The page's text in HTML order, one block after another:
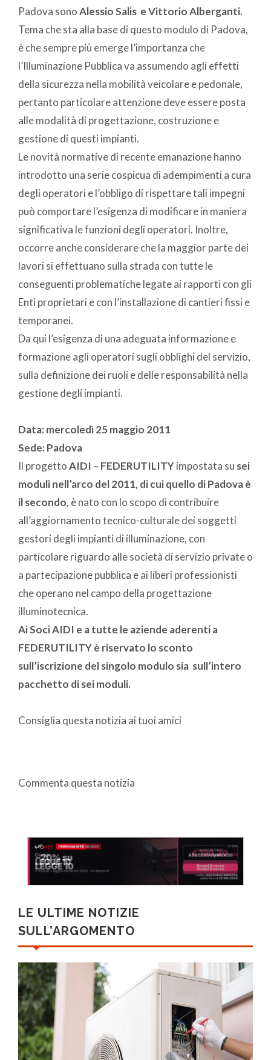
Padova sonoAlessio Salis e Vittorio Alberganti.
Tema che sta alla base di questo modulo di Padova,
è che sempre più emerge l’importanza che
l’Illuminazione Pubblica va assumendo agli effetti
della sicurezza nella mobilità veicolare e pedonale,
pertanto particolare attenzione deve essere posta
alle modalità di progettazione, costruzione e
gestione di questi impianti.
Le novità normative di recente emanazione hanno
introdotto una serie cospicua di adempimenti a cura
degli operatori e l’obbligo di rispettare tali impegni
può comportare l’esigenza di modificare in maniera
significativa le funzioni degli operatori. Inoltre,
occorre anche considerare che la maggior parte dei
lavori si effettuano sulla strada con tutte le
conseguenti problematiche legate ai rapporti con gli
Enti proprietari e con l’installazione di cantieri fissi e
temporanei.
Da qui l’esigenza di una adeguata informazione e
formazione agli operatori sugli obblighi del servizio,
sulla definizione dei ruoli e delle responsabilità nella
gestione degli impianti.
Data: mercoledì 25 maggio 2011
Sede: Padova
Il progettoAIDI – FEDERUTILITYimpostata su sei
moduli nell’arco del 2011, di cui quello di Padova è
il secondo, è nato con lo scopo di contribuire
all’aggiornamento tecnico-culturale dei soggetti
gestori degli impianti di illuminazione, con
particolare riguardo alle società di servizio private o
a partecipazione pubblica e ai liberi professionisti
che operano nel campo della progettazione
illuminotecnica.
Ai Soci AIDI e a tutte le aziende aderenti a
FEDERUTILITY è riservato lo sconto
sull’iscrizione del singolo modulo sia sull’intero
pacchetto di sei moduli.
Consiglia questa notizia ai tuoi amici
Commenta questa notizia
LE ULTIME NOTIZIE
SULL’ARGOMENTO